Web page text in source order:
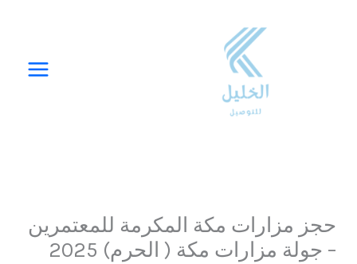
حجز مزارات مكة المكرمة للمعتمرين
– جولة مزارات مكة ( الحرم) 2025